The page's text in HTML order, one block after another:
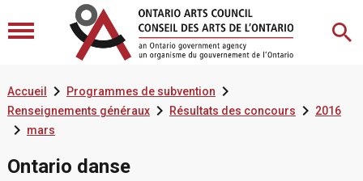
Accueil  Programmes de subvention
Renseignements généraux Résultats des concours 2016
 mars
Ontario danse